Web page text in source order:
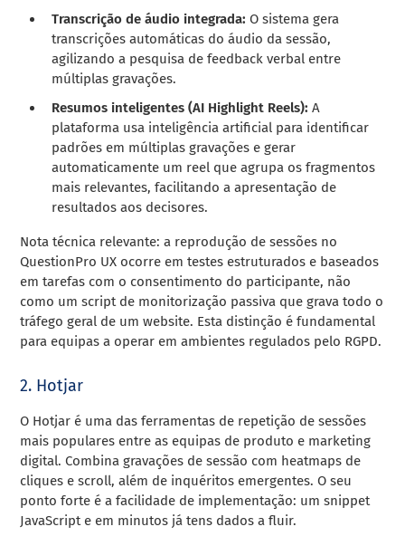
Transcrição de áudio integrada: O sistema gera
transcrições automáticas do áudio da sessão,
agilizando a pesquisa de feedback verbal entre
múltiplas gravações.
Resumos inteligentes (AI Highlight Reels): A
plataforma usa inteligência artificial para identificar
padrões em múltiplas gravações e gerar
automaticamente um reel que agrupa os fragmentos
mais relevantes, facilitando a apresentação de
resultados aos decisores.
Nota técnica relevante: a reprodução de sessões no
QuestionPro UX ocorre em testes estruturados e baseados
em tarefas com o consentimento do participante, não
como um script de monitorização passiva que grava todo o
tráfego geral de um website. Esta distinção é fundamental
para equipas a operar em ambientes regulados pelo RGPD.
2. Hotjar
O Hotjar é uma das ferramentas de repetição de sessões
mais populares entre as equipas de produto e marketing
digital. Combina gravações de sessão com heatmaps de
cliques e scroll, além de inquéritos emergentes. O seu
ponto forte é a facilidade de implementação: um snippet
JavaScript e em minutos já tens dados a fluir.